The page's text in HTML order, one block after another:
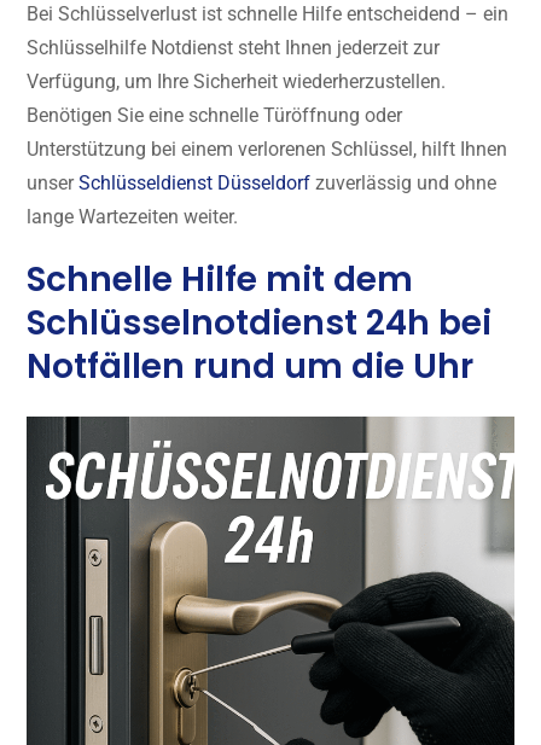
Bei Schlüsselverlust ist schnelle Hilfe entscheidend – ein
Schlüsselhilfe Notdienst steht Ihnen jederzeit zur
Verfügung, um Ihre Sicherheit wiederherzustellen.
Benötigen Sie eine schnelle Türöffnung oder
Unterstützung bei einem verlorenen Schlüssel, hilft Ihnen
unserSchlüsseldienst Düsseldorf zuverlässig und ohne
lange Wartezeiten weiter.
Schnelle Hilfe mit dem
Schlüsselnotdienst 24h bei
Notfällen rund um die Uhr